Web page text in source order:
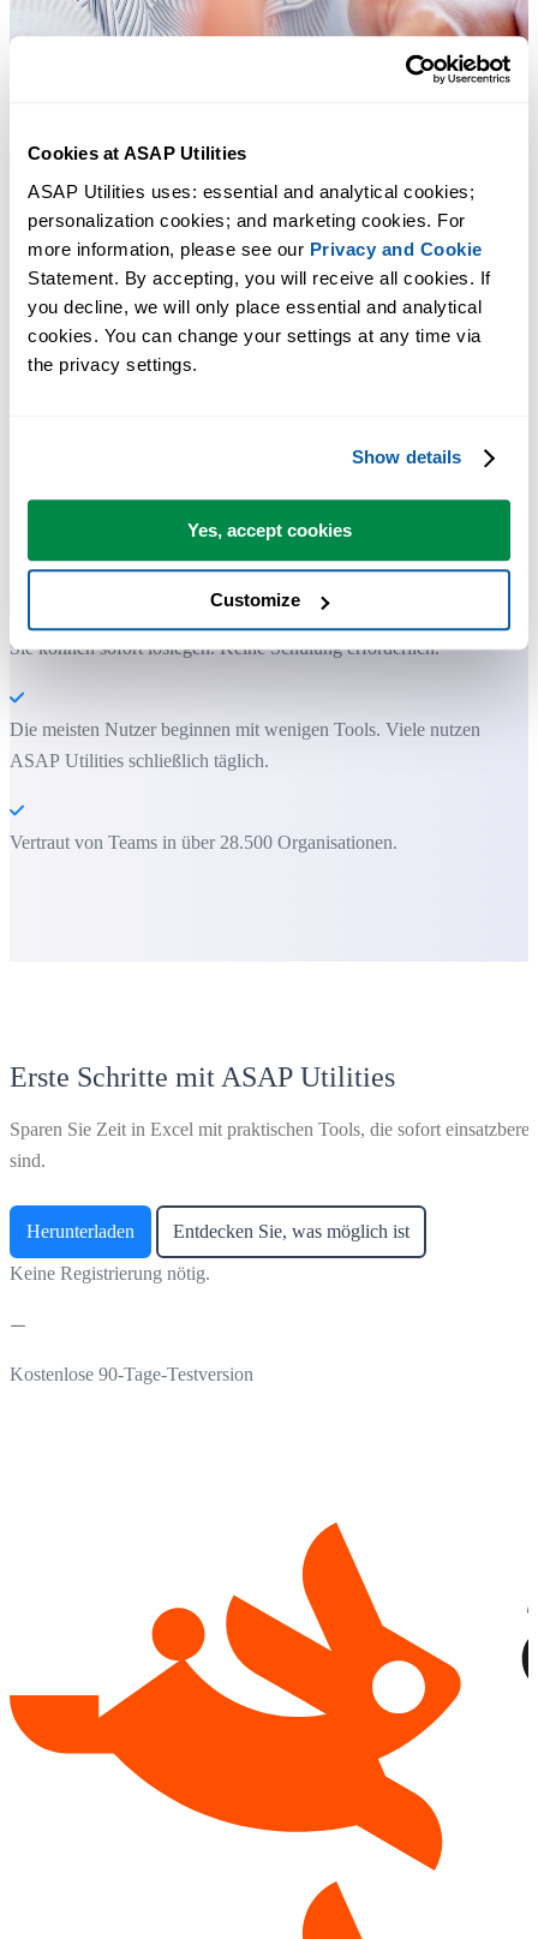
Cookies at ASAP Utilities
ASAP Utilities uses: essential and analytical cookies;
personalization cookies; and marketing cookies. For
more information, please see our Privacy and Cookie
Statement. By accepting, you will receive all cookies. If
you decline, we will only place essential and analytical
cookies. You can change your settings at any time via
the privacy settings.
Show details
Yes, accept cookies
Customize
ASAP Utilities hilft Ihnen, Zeit zu sparen und Dinge zu tun, die mit
Excel allein nicht möglich sind.
Sie können sofort loslegen. Keine Schulung erforderlich.
Die meisten Nutzer beginnen mit wenigen Tools. Viele nutzen
ASAP Utilities schließlich täglich.
Vertraut von Teams in über 28.500 Organisationen.
Erste Schritte mit ASAP Utilities
Sparen Sie Zeit in Excel mit praktischen Tools, die sofort einsatzbereit
sind.
Herunterladen Entdecken Sie, was möglich ist
Keine Registrierung nötig.
Kostenlose 90-Tage-Testversion